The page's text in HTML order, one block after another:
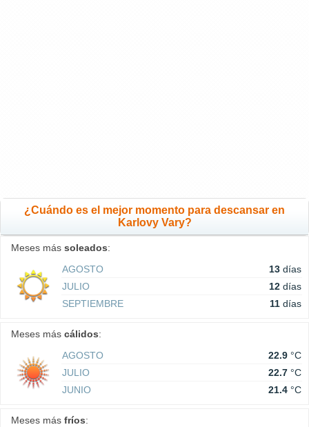
¿Cuándo es el mejor momento para descansar en
Karlovy Vary?
Meses más soleados:
AGOSTO
13 días
JULIO
12 días
SEPTIEMBRE
11 días
Meses más cálidos:
AGOSTO
22.9 °C
JULIO
22.7 °C
JUNIO
21.4 °C
Meses más fríos: